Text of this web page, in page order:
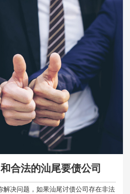
合法的汕尾要债公司
解决问题，如果汕尾讨债公司存在非法